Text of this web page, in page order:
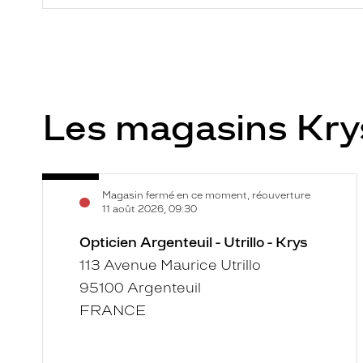
Les magasins
Opticien
Argenteuil
Utrillo
Magasin fermé en ce moment, réouverture
11 août 2026, 09:30
Voir
Opticien Argenteuil - Utrillo - Krys
113 Avenue Maurice Utrillo
95100 Argenteuil
FRANCE